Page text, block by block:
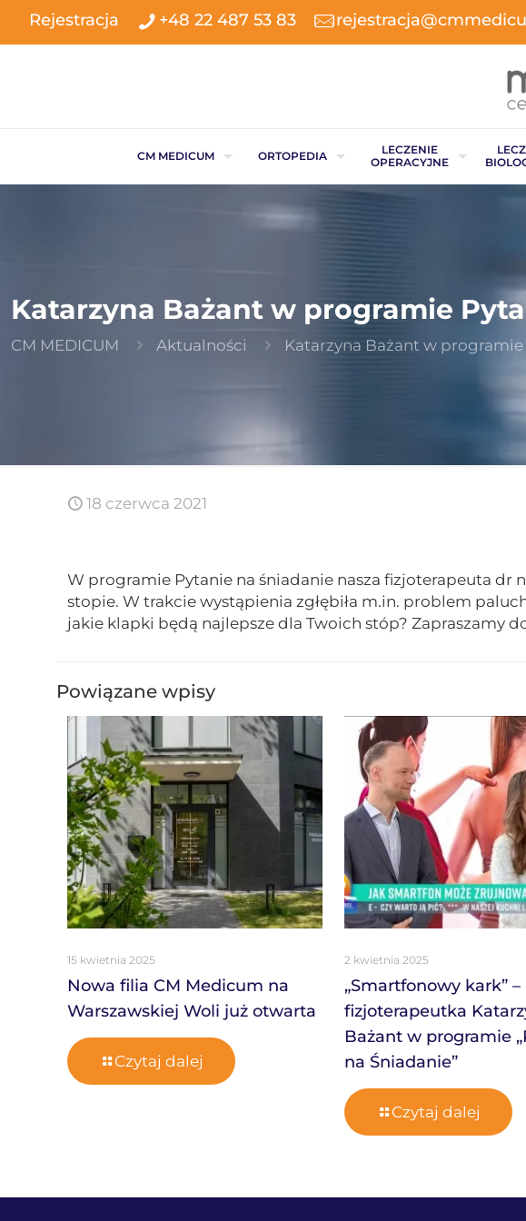
Rejestracja +48 22 487 53 83
CM MEDICUM ORTOPEDIA
LECZENIE
OPERACYJNE
Katarzyna Bażant w programie
CM MEDICUM Aktualności Katarzyna Bażant w
18 czerwca 2021
W programie Pytanie na śniadanie nasza fizjoterapeuta dr
stopie. W trakcie wystąpienia zgłębiła m.in. problem
jakie klapki będą najlepsze dla Twoich stóp? Zapraszamy
Powiązane wpisy
15 kwietnia 2025
Nowa filia CM Medicum na
Warszawskiej Woli już otwarta
Czytaj dalej
2 kwietnia 2025
„Smartfonowy kark” –
fizjoterapeutka
Bażant w programie
na Śniadanie”
Czytaj dalej